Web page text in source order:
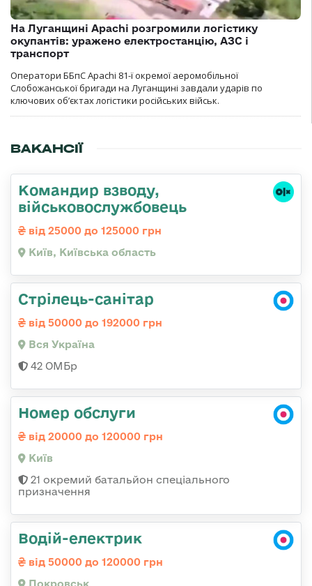
На Луганщині Apachi розгромили логістику
окупантів: уражено електростанцію, АЗС і
транспорт
Оператори ББпС Apachi 81-ї окремої аеромобільної
Слобожанської бригади на Луганщині завдали ударів по
ключових об’єктах логістики російських військ.
ВАКАНСІЇ
Командир взводу,
військовослужбовець
від 25000 до 125000 грн
Київ, Київська область
Стрілець-санітар
від 50000 до 192000 грн
Вся Україна
42 ОМБр
Номер обслуги
від 20000 до 120000 грн
Київ
21 окремий батальйон спеціального
призначення
Водій-електрик
від 50000 до 120000 грн